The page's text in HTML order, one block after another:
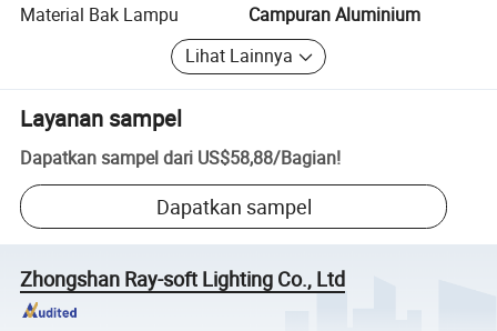
Material Bak Lampu
Campuran Aluminium
Lihat Lainnya
Layanan sampel
Dapatkan sampel dari US$58,88/Bagian!
Dapatkan sampel
Zhongshan Ray-soft Lighting Co., Ltd